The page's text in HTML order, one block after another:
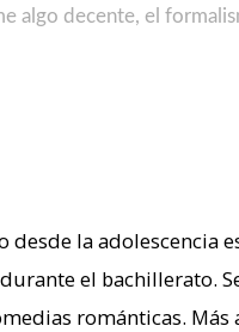
algo decente, el
desde la
el bachillerato.
románticas.